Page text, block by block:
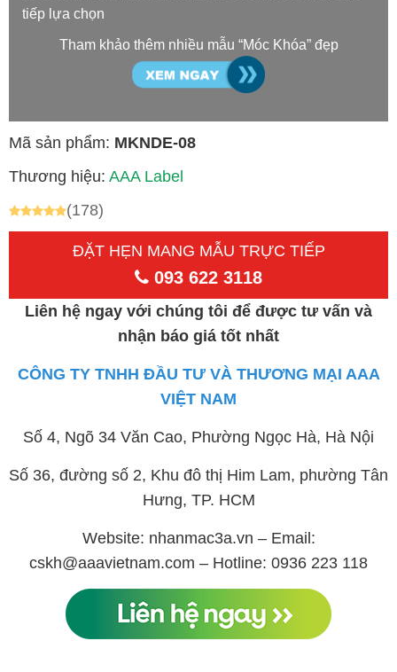
tiếp lựa chọn
Tham khảo thêm nhiều mẫu “Móc Khóa” đẹp
Mã sản phẩm: MKNDE-08
Thương hiệu: AAA Label
(178)
ĐẶT HẸN MANG MẪU TRỰC TIẾP
093 622 3118
Liên hệ ngay với chúng tôi để được tư vấn và
nhận báo giá tốt nhất
CÔNG TY TNHH ĐẦU TƯ VÀ THƯƠNG MẠI AAA
VIỆT NAM
Số 4, Ngõ 34 Văn Cao, Phường Ngọc Hà, Hà Nội
Số 36, đường số 2, Khu đô thị Him Lam, phường Tân
Hưng, TP. HCM
Website: nhanmac3a.vn – Email:
cskh@aaavietnam.com – Hotline: 0936 223 118